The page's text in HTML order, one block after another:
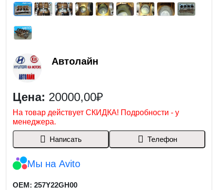
Автолайн
Цена: 20000,00₽
На товар действует СКИДКА! Подробности - у
менеджера.
Написать Телефон
Мы на Avito
OEM: 257Y22GH00